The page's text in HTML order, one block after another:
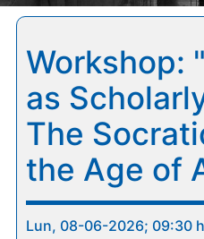
Workshop:
as
The
the Age of
Lun, 08-06-2026; 09:30